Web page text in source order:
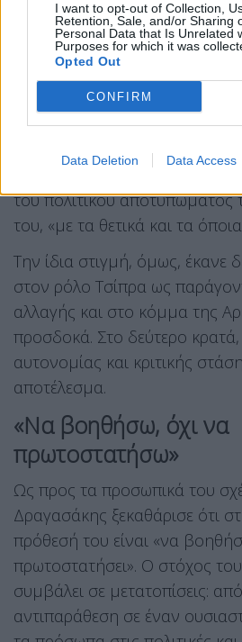
I want to opt-out of Collection,
Retention, Sale, and/or Sharing
Personal Data that Is Unrelated
Purposes for which it was
Opted Out
CONFIRM
Data Deletion Data Access
Δραγασάκη αφορούσε τον
«Σε ό,τι αφορά την
θέλουμε όλοι, εγώ δεν μπορώ
αλλαγή χωρίς τον Τσίπρα»,
Απέδωσε στον πρώην
ρόλο λόγω της εμπειρίας του,
αναγνωρισιμότητας που έχει
του πολιτικού αποτυπώματος
του, «με τα θετικά και τα
Την ίδια στιγμή, όμως, έκανε
στον ρόλο Τσίπρα ως
αλλαγής και στο κόμμα της
προσδοκά. Στο δεύτερο
αυτονομίας και κριτικής
αποτέλεσμα.
«Να βοηθήσω, όχι να
πρωτοστατήσω»
Ως προς τα προσωπικά του
Δραγασάκης ξεκαθάρισε ότι
πρόθεσή του είναι «να
πρωτοστατήσει». Ο στόχος
συμβάλει σε μετατοπίσεις:
αντιπαράθεση σε έναν